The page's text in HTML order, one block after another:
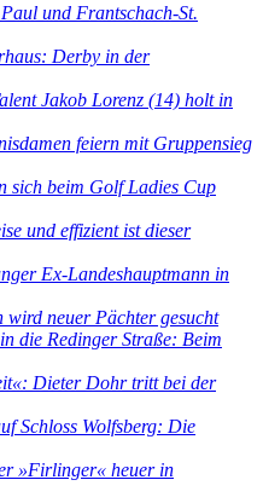
und Frantschach-St.
Derby in der
Jakob Lorenz (14) holt in
feiern mit Gruppensieg
sich beim Golf Ladies Cup
und effizient ist dieser
Ex-Landeshauptmann in
wird neuer Pächter gesucht
die Redinger Straße: Beim
Dieter Dohr tritt bei der
Schloss Wolfsberg: Die
»Firlinger« heuer in